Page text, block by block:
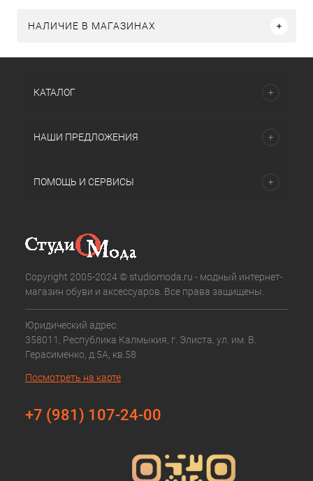
НАЛИЧИЕ В МАГАЗИНАХ
КАТАЛОГ
НАШИ ПРЕДЛОЖЕНИЯ
ПОМОЩЬ И СЕРВИСЫ
Copyright 2005-2024 © studiomoda.ru - модный интернет-
магазин обуви и аксессуаров. Все права защищены.
Юридический адрес:
358011, Республика Калмыкия, г. Элиста, ул. им. В.
Герасименко, д.5А, кв.58
Посмотреть на карте
+7 (981) 107-24-00